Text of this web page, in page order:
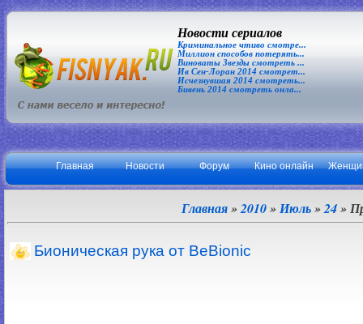
Новости сериалов
Криминальное чтиво смотре...
Миллион способов потерять...
Виноваты Звезды смотреть ...
Ив Сен-Лоран 2014 смотрет...
Исчезнувшая 2014 смотреть...
Бивень 2014 смотреть онла...
Главная Новости Форум Кино онлайн
Главная»2010»Июль»24»
Бионическая рука от BeBionic